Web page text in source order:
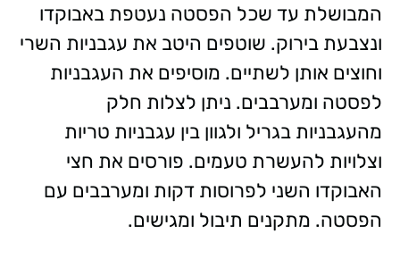
המבושלת עד שכל הפסטה נעטפת באבוקדו
ונצבעת בירוק. שוטפים היטב את עגבניות השרי
וחוצים אותן לשתיים. מוסיפים את העגבניות
לפסטה ומערבבים. ניתן לצלות חלק
מהעגבניות בגריל ולגוון בין עגבניות טריות
וצלויות להעשרת טעמים. פורסים את חצי
האבוקדו השני לפרוסות דקות ומערבבים עם
הפסטה. מתקנים תיבול ומגישים.